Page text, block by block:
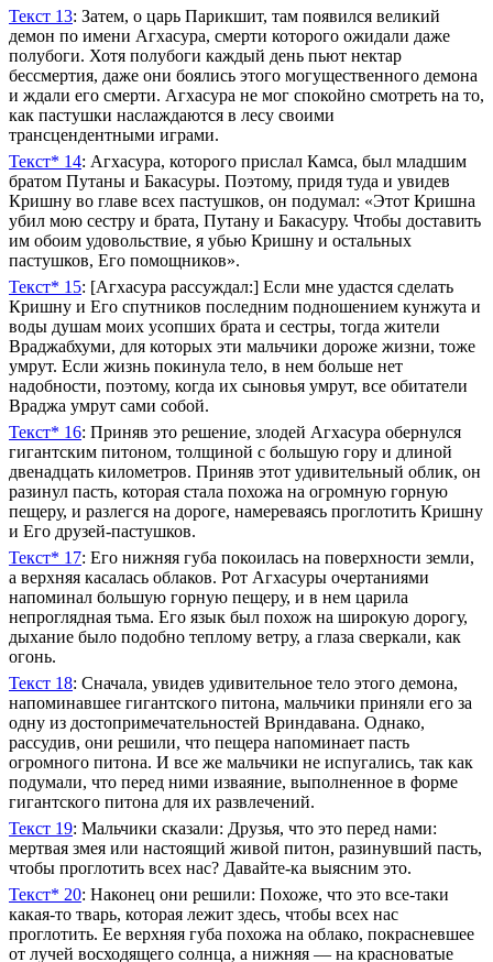
Текст 13: Затем, о царь Парикшит, там появился великий
демон по имени Агхасура, смерти которого ожидали даже
полубоги. Хотя полубоги каждый день пьют нектар
бессмертия, даже они боялись этого могущественного демона
и ждали его смерти. Агхасура не мог спокойно смотреть на то,
как пастушки наслаждаются в лесу своими
трансцендентными играми.
Текст* 14: Агхасура, которого прислал Камса, был младшим
братом Путаны и Бакасуры. Поэтому, придя туда и увидев
Кришну во главе всех пастушков, он подумал: «Этот Кришна
убил мою сестру и брата, Путану и Бакасуру. Чтобы доставить
им обоим удовольствие, я убью Кришну и остальных
пастушков, Его помощников».
Текст* 15: [Агхасура рассуждал:] Если мне удастся сделать
Кришну и Его спутников последним подношением кунжута и
воды душам моих усопших брата и сестры, тогда жители
Враджабхуми, для которых эти мальчики дороже жизни, тоже
умрут. Если жизнь покинула тело, в нем больше нет
надобности, поэтому, когда их сыновья умрут, все обитатели
Враджа умрут сами собой.
Текст* 16: Приняв это решение, злодей Агхасура обернулся
гигантским питоном, толщиной с большую гору и длиной
двенадцать километров. Приняв этот удивительный облик, он
разинул пасть, которая стала похожа на огромную горную
пещеру, и разлегся на дороге, намереваясь проглотить Кришну
и Его друзей-пастушков.
Текст* 17: Его нижняя губа покоилась на поверхности земли,
а верхняя касалась облаков. Рот Агхасуры очертаниями
напоминал большую горную пещеру, и в нем царила
непроглядная тьма. Его язык был похож на широкую дорогу,
дыхание было подобно теплому ветру, а глаза сверкали, как
огонь.
Текст 18: Сначала, увидев удивительное тело этого демона,
напоминавшее гигантского питона, мальчики приняли его за
одну из достопримечательностей Вриндавана. Однако,
рассудив, они решили, что пещера напоминает пасть
огромного питона. И все же мальчики не испугались, так как
подумали, что перед ними изваяние, выполненное в форме
гигантского питона для их развлечений.
Текст 19: Мальчики сказали: Друзья, что это перед нами:
мертвая змея или настоящий живой питон, разинувший пасть,
чтобы проглотить всех нас? Давайте-ка выясним это.
Текст* 20: Наконец они решили: Похоже, что это все-таки
какая-то тварь, которая лежит здесь, чтобы всех нас
проглотить. Ее верхняя губа похожа на облако, покрасневшее
от лучей восходящего солнца, а нижняя — на красноватые